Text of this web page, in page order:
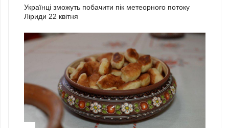
Українці зможуть побачити пік метеорного потоку
Ліриди 22 квітня